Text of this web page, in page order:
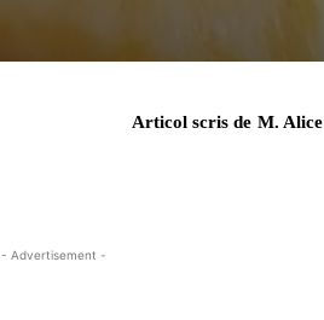
Articol scris de M. Alice
- Advertisement -